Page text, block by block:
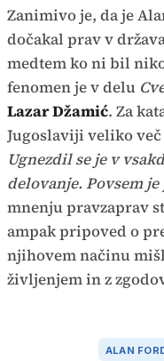
Zanimivo je, da je
dočakal prav v
medtem ko ni bil
fenomen je v delu
Lazar Džamić. Za
Jugoslaviji veliko
Ugnezdil se je v
delovanje. Povsem je
mnenju pravzaprav
ampak pripoved o
njihovem načinu
življenjem in z
ALAN